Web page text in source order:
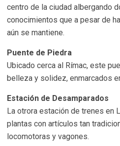
centro de la ciudad albergando
conocimientos que a pesar de
aún se mantiene.
Puente de Piedra
Ubicado cerca al Rímac, este
belleza y solidez, enmarcados
Estación de Desamparados
La otrora estación de trenes en
plantas con artículos tan
locomotoras y vagones.